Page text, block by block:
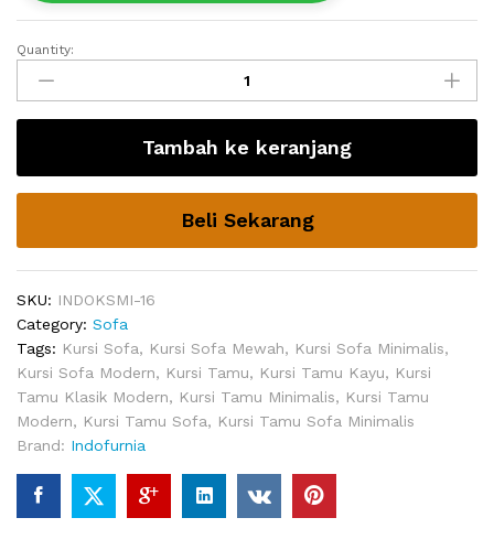
Sofa
Ruang
TV
Breide
quantity
Quantity:
Tambah ke keranjang
Beli Sekarang
SKU: INDOKSMI-16
Category: Sofa
Tags: Kursi Sofa, Kursi Sofa Mewah, Kursi Sofa Minimalis,
Kursi Sofa Modern, Kursi Tamu, Kursi Tamu Kayu, Kursi
Tamu Klasik Modern, Kursi Tamu Minimalis, Kursi Tamu
Modern, Kursi Tamu Sofa, Kursi Tamu Sofa Minimalis
Brand: Indofurnia